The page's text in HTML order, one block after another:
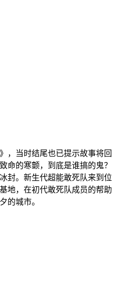
，当时结尾也已提示故事将回
命的寒颤，到底是谁搞的鬼？
封。新生代超能敢死队来到位
地，在初代敢死队成员的帮助
的城市。